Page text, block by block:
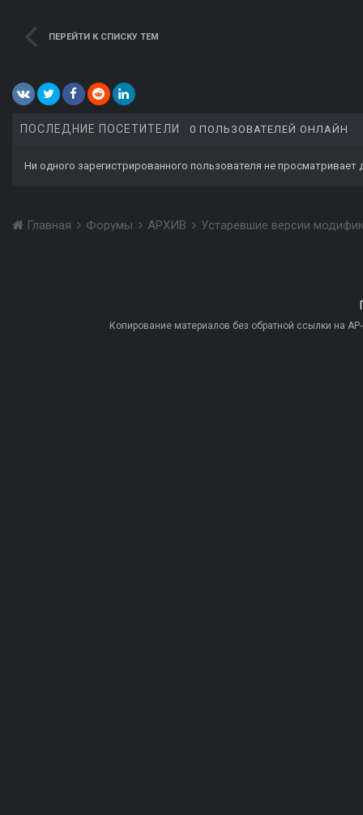
ПЕРЕЙТИ К СПИСКУ ТЕМ
ПОСЛЕДНИЕ ПОСЕТИТЕЛИ 0 ПОЛЬЗОВАТЕЛЕЙ ОНЛАЙН
Ни одного зарегистрированного пользователя не просматривает
Главная Форумы АРХИВ Устаревшие версии
Копирование материалов без обратной ссылки на